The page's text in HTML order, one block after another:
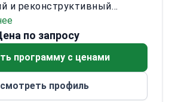
и реконструктивный
медицинский факультет
университета (2012–2020).
хирургии в Литовском
клиники, 2020–2025).
по запросу
программу с ценами
профиль